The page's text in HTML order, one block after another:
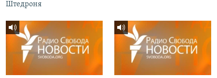
Штедроня